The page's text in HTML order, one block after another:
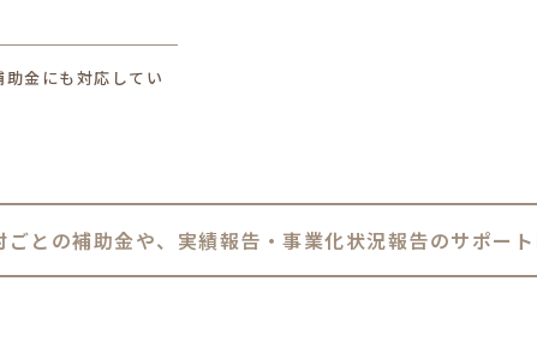
金にも対応してい
との補助金や、実績報告・事業化状況報告のサポート